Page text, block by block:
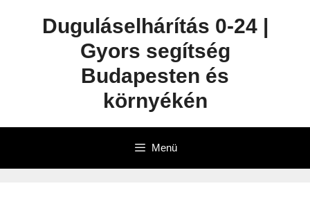
Duguláselhárítás 0-24 |
Gyors segítség
Budapesten és
környékén
Menü